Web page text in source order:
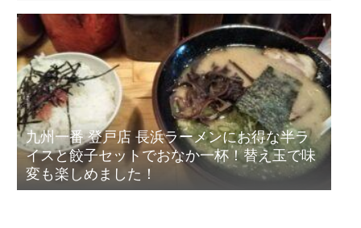
九州一番 登戸店 長浜ラーメンにお得な半ラ
イスと餃子セットでおなか一杯！替え玉で味
変も楽しめました！